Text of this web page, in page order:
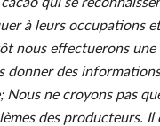
à leurs occupations
nous effectuerons une
donner des
Nous ne croyons pas
des producteurs.